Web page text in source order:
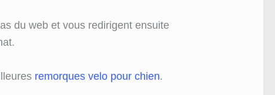
du web et vous redirigent ensuite
remorques velo pour chien.